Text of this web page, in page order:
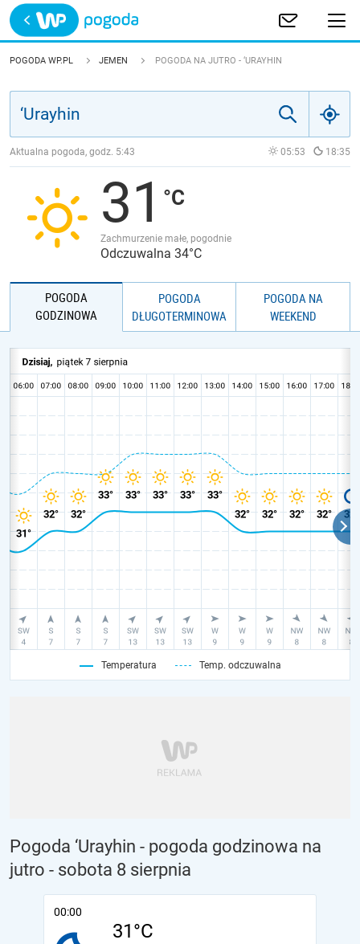
Trwa ładowanie
POLSKA
JAKOŚĆ POWIETRZA
POGODA WP.PL JEMEN POGODA NA JUTRO - ‘URAYHIN
Aktualna pogoda, godz. 5:43 05:53 18:35
31
Zachmurzenie małe, pogodnie
Odczuwalna 34°C
POGODA
GODZINOWA
POGODA
DŁUGOTERMINOWA
POGODA NA
WEEKEND
Temperatura Temp. odczuwalna
Pogoda ‘Urayhin - pogoda godzinowa na
jutro - sobota 8 sierpnia
00:00
31°C